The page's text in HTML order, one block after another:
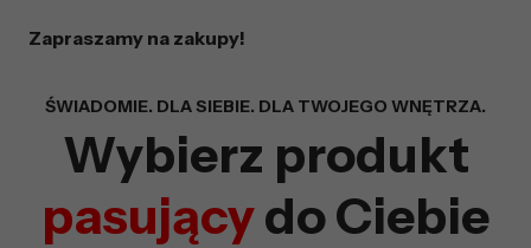
Zapraszamy na zakupy!
Wyszukiwarka z
ŚWIADOMIE. DLA SIEBIE. DLA TWOJEGO WNĘTRZA.
Wybierz produkt
pasującydo Ciebie